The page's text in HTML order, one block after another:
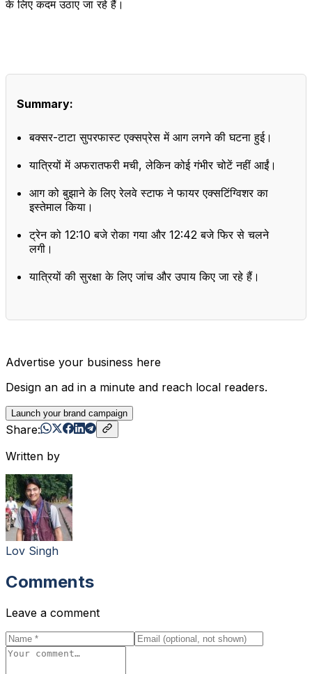
के लिए कदम उठाए जा रहे हैं।
Summary:
बक्सर-टाटा सुपरफास्ट एक्सप्रेस में आग लगने की घटना हुई।
यात्रियों में अफरातफरी मची, लेकिन कोई गंभीर चोटें नहीं आईं।
आग को बुझाने के लिए रेलवे स्टाफ ने फायर एक्सटिंग्विशर का
इस्तेमाल किया।
ट्रेन को 12:10 बजे रोका गया और 12:42 बजे फिर से चलने
लगी।
यात्रियों की सुरक्षा के लिए जांच और उपाय किए जा रहे हैं।
Advertise your business here
Design an ad in a minute and reach local readers.
Launch your brand campaign
Share:
Written by
Lov Singh
Comments
Leave a comment